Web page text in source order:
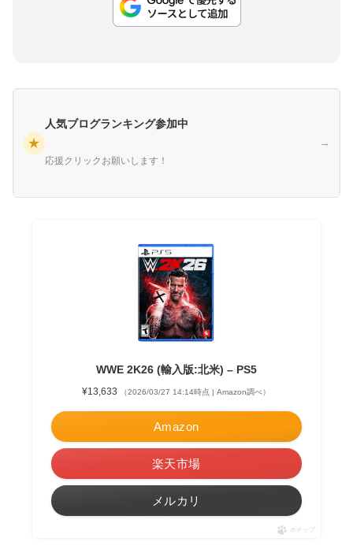
★
人気ブログランキング参加中
応援クリックお願いします！
→
WWE 2K26 (輸入版:北米) – PS5
¥13,633 （2026/03/27 14:14時点 | Amazon調べ）
Amazon
楽天市場
メルカリ
ポチップ